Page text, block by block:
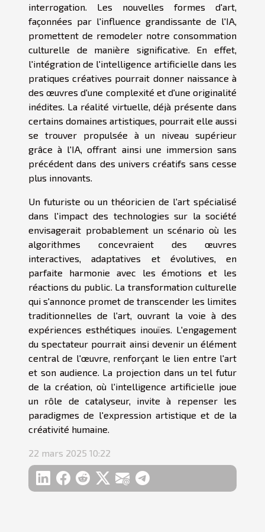
interrogation. Les nouvelles formes d'art,
façonnées par l'influence grandissante de l'IA,
promettent de remodeler notre consommation
culturelle de manière significative. En effet,
l'intégration de l'intelligence artificielle dans les
pratiques créatives pourrait donner naissance à
des œuvres d'une complexité et d'une originalité
inédites. La réalité virtuelle, déjà présente dans
certains domaines artistiques, pourrait elle aussi
se trouver propulsée à un niveau supérieur
grâce à l'IA, offrant ainsi une immersion sans
précédent dans des univers créatifs sans cesse
plus innovants.
Un futuriste ou un théoricien de l'art spécialisé
dans l'impact des technologies sur la société
envisagerait probablement un scénario où les
algorithmes concevraient des œuvres
interactives, adaptatives et évolutives, en
parfaite harmonie avec les émotions et les
réactions du public. La transformation culturelle
qui s'annonce promet de transcender les limites
traditionnelles de l'art, ouvrant la voie à des
expériences esthétiques inouïes. L'engagement
du spectateur pourrait ainsi devenir un élément
central de l'œuvre, renforçant le lien entre l'art
et son audience. La projection dans un tel futur
de la création, où l'intelligence artificielle joue
un rôle de catalyseur, invite à repenser les
paradigmes de l'expression artistique et de la
créativité humaine.
22 mars 2025 10:22